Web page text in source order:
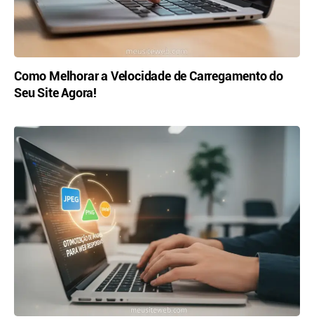
Como Melhorar a Velocidade de Carregamento do
Seu Site Agora!